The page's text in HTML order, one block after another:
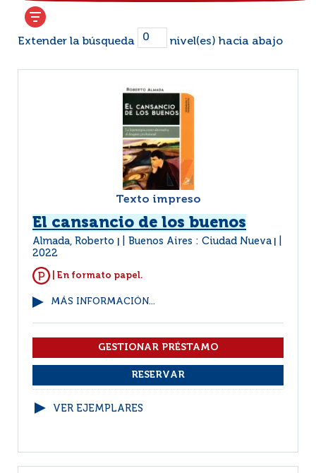
Extender la búsqueda nivel(es) hacia abajo
Texto impreso
El cansancio de los buenos
Almada, Roberto Buenos Aires : Ciudad Nueva
2022
| En formato papel.
MÁS INFORMACIÓN...
VER EJEMPLARES